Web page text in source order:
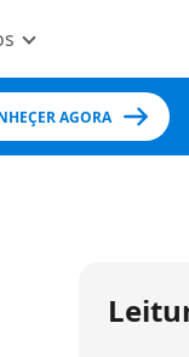
AGORA